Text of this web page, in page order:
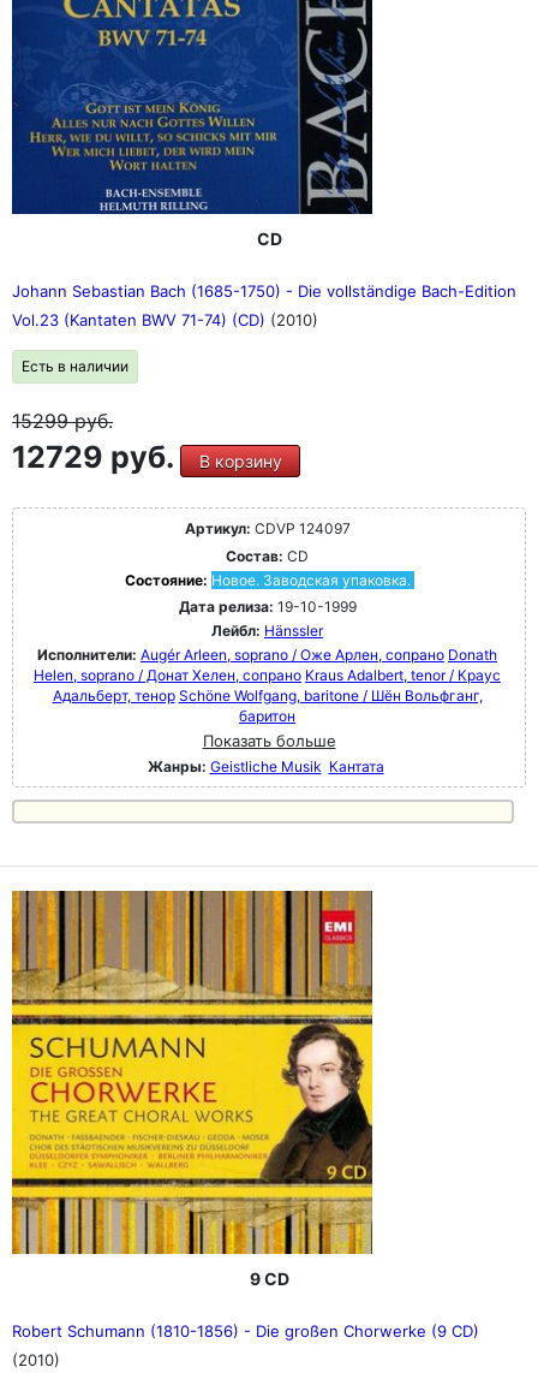
CD
Johann Sebastian Bach (1685-1750) - Die vollständige Bach-Edition
Vol.23 (Kantaten BWV 71-74) (CD) (2010)
Есть в наличии
15299руб.
12729 руб. В корзину
Артикул: CDVP 124097
Состав: CD
Состояние: Новое. Заводская упаковка.
Дата релиза: 19-10-1999
Лейбл: Hänssler
Исполнители: Augér Arleen, soprano / Оже Арлен, сопрано Donath
Helen, soprano / Донат Хелен, сопрано Kraus Adalbert, tenor / Краус
Адальберт, тенор Schöne Wolfgang, baritone / Шён Вольфганг,
баритон
Показать больше
Жанры: Geistliche Musik Кантата
9 CD
Robert Schumann (1810-1856) - Die großen Chorwerke (9 CD)
(2010)